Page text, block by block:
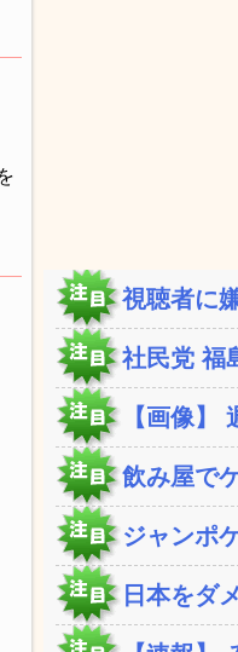
視聴者に
社民党 福
【画像】
飲み屋で
ジャンポ
日本をダ